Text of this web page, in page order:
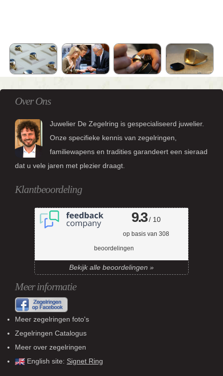
Over Ons
Juwelier De Zegelring is gespecialiseerd juwelier.
Onze specifieke kennis van zegelringen,
familiewapens en tradities garandeert een sieraad
dat u vele jaren met plezier draagt.
Klantbeoordeling
9.3/ 10
op basis van 308
beoordelingen
Bekijk alle beoordelingen »
Meer informatie
Meer zegelringen foto's
Zegelringen Catalogus
Meer over zegelringen
English site: Signet Ring